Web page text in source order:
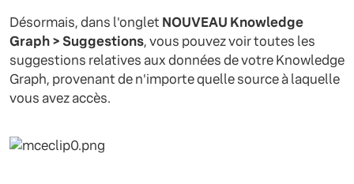
Désormais, dans l'onglet NOUVEAU Knowledge
Graph > Suggestions, vous pouvez voir toutes les
suggestions relatives aux données de votre Knowledge
Graph, provenant de n'importe quelle source à laquelle
vous avez accès.